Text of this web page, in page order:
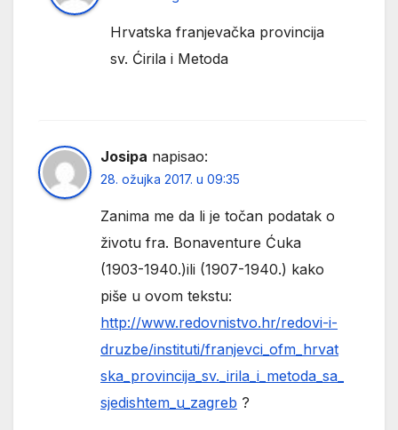
Hrvatska franjevačka provincija
sv. Ćirila i Metoda
Josipa napisao:
28. ožujka 2017. u 09:35
Zanima me da li je točan podatak o
životu fra. Bonaventure Ćuka
(1903-1940.)ili (1907-1940.) kako
piše u ovom tekstu:
http://www.redovnistvo.hr/redovi-i-
druzbe/instituti/franjevci_ofm_hrvat
ska_provincija_sv._irila_i_metoda_sa_
sjedishtem_u_zagreb ?